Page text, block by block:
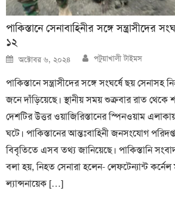
পাকিস্তানে সেনাবাহিনীর সঙ্গে সন্ত্রাসীদের
১২
Posted
on
অক্টোবর ৬, ২০২৪ Author
পটুয়াখালী টাইমস
পাকিস্তানে সন্ত্রাসীদের সঙ্গে সংঘর্ষে ছয় সেনাসহ
জনে দাঁড়িয়েছে। স্থানীয় সময় শুক্রবার রাত থেকে
দেশটির উত্তর ওয়াজিরিস্তানের স্পিনওয়াম
ঘটে। পাকিস্তানের আন্তঃবাহিনী জনসংযোগ
বিবৃতিতে এসব তথ্য জানিয়েছে। পাকিস্তানি
বলা হয়, নিহত সেনারা হলেন- লেফটেন্যান্ট
ল্যান্সনায়েক […]